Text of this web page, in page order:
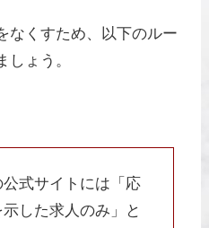
なくすため、以下のルー
しょう。
式サイトには「応
した求人のみ」と